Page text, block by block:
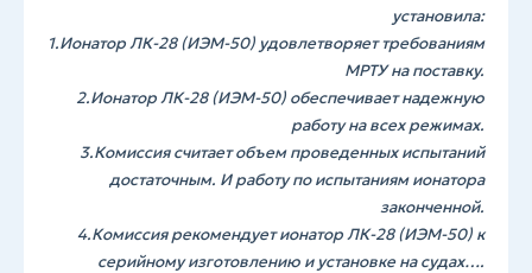
установила:
1.Ионатор ЛК-28 (ИЭМ-50) удовлетворяет требованиям
МРТУ на поставку.
2.Ионатор ЛК-28 (ИЭМ-50) обеспечивает надежную
работу на всех режимах.
3.Комиссия считает объем проведенных испытаний
достаточным. И работу по испытаниям ионатора
законченной.
4.Комиссия рекомендует ионатор ЛК-28 (ИЭМ-50) к
серийному изготовлению и установке на судах….